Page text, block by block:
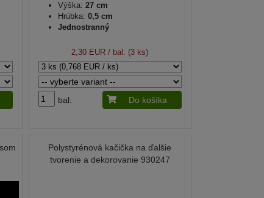
Výška: 27 cm
Hrúbka: 0,5 cm
Jednostranný
2,30 EUR / bal. (3 ks)
bal. Do košíka
Polystyrénová kačička na ďalšie
tvorenie a dekorovanie 930247